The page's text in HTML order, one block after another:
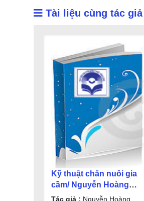
Tài liệu cùng tác giả
Kỹ thuật chăn nuôi gia
cầm/ Nguyễn Hoàng
Lâm biên soạn
Tác giả : Nguyễn Hoàng